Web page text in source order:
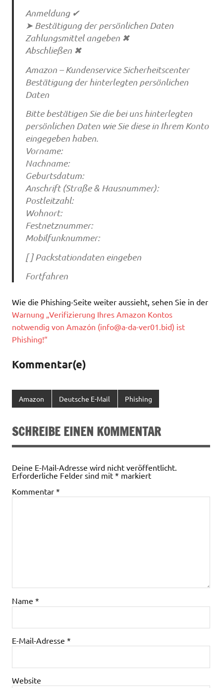
Anmeldung ✔
➤ Bestätigung der persönlichen Daten
Zahlungsmittel angeben ✖
Abschließen ✖
Amazon – Kundenservice Sicherheitscenter
Bestätigung der hinterlegten persönlichen
Daten
Bitte bestätigen Sie die bei uns hinterlegten
persönlichen Daten wie Sie diese in Ihrem Konto
eingegeben haben.
Vorname:
Nachname:
Geburtsdatum:
Anschrift (Straße & Hausnummer):
Postleitzahl:
Wohnort:
Festnetznummer:
Mobilfunknummer:
[ ] Packstationdaten eingeben
Fortfahren
Wie die Phishing-Seite weiter aussieht, sehen Sie in der
Warnung „Verifizierung Ihres Amazon Kontos
notwendig von Amazón (info@a-da-ver01.bid) ist
Phishing!“
Kommentar(e)
Amazon Deutsche E-Mail Phishing
SCHREIBE EINEN KOMMENTAR
Deine E-Mail-Adresse wird nicht veröffentlicht.
Erforderliche Felder sind mit * markiert
Kommentar *
Name *
E-Mail-Adresse *
Website